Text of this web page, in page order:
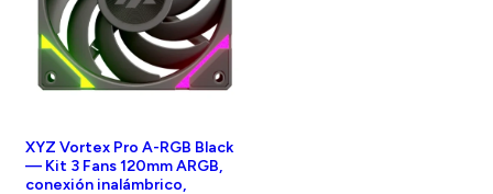
XYZ Vortex Pro A-RGB Black
— Kit 3 Fans 120mm ARGB,
conexión inalámbrico,